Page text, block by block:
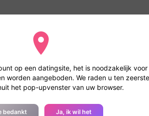
uw bestand sneller bestudeerd en
registratie -
op een datingsite, het is noodzakelijk
worden aangeboden. We raden u ten
het pop-upvenster van uw browser.
bedankt Ja, ik wil het